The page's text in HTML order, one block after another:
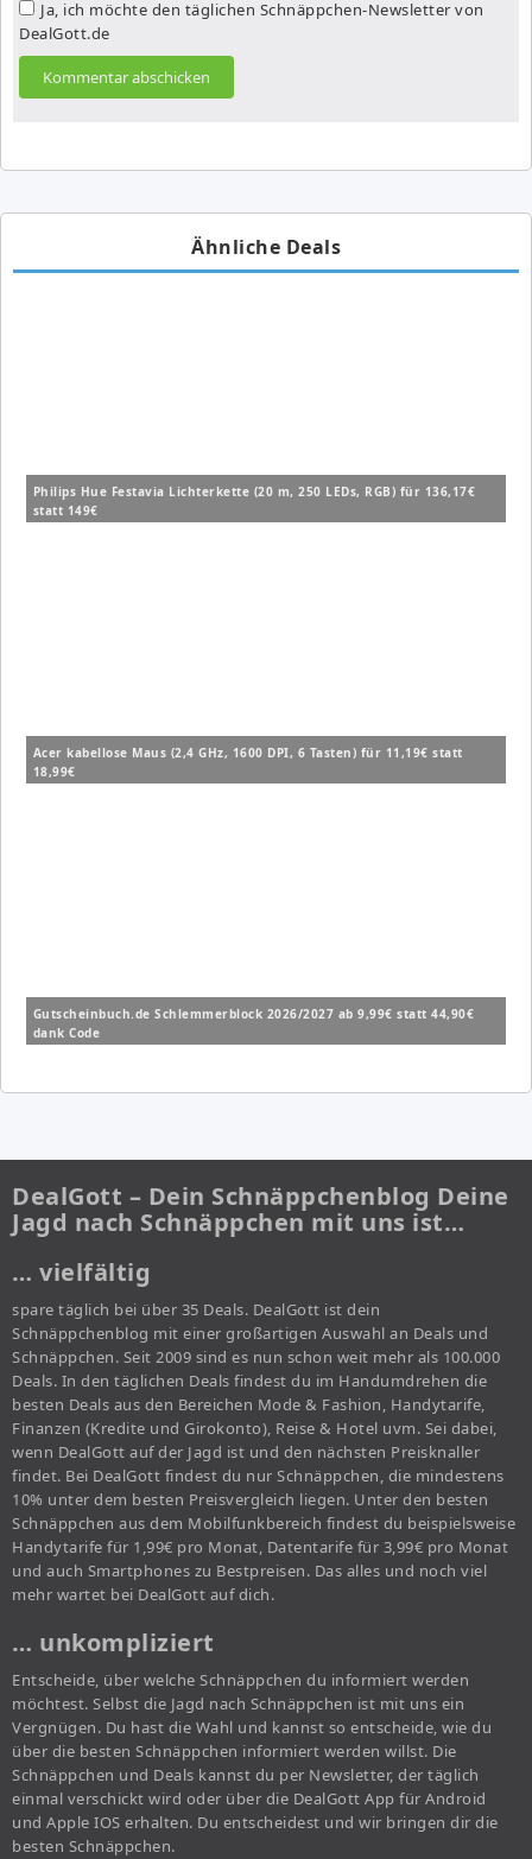
Ja, ich möchte den täglichen Schnäppchen-Newsletter von
DealGott.de
Ähnliche Deals
Philips Hue Festavia Lichterkette (20 m, 250 LEDs, RGB) für 136,17€
statt 149€
Acer kabellose Maus (2,4 GHz, 1600 DPI, 6 Tasten) für 11,19€ statt
18,99€
Gutscheinbuch.de Schlemmerblock 2026/2027 ab 9,99€ statt 44,90€
dank Code
DealGott – Dein Schnäppchenblog Deine
Jagd nach Schnäppchen mit uns ist…
… vielfältig
spare täglich bei über 35 Deals. DealGott ist dein
Schnäppchenblog mit einer großartigen Auswahl an Deals und
Schnäppchen. Seit 2009 sind es nun schon weit mehr als 100.000
Deals. In den täglichen Deals findest du im Handumdrehen die
besten Deals aus den Bereichen Mode & Fashion, Handytarife,
Finanzen (Kredite und Girokonto), Reise & Hotel uvm. Sei dabei,
wenn DealGott auf der Jagd ist und den nächsten Preisknaller
findet. Bei DealGott findest du nur Schnäppchen, die mindestens
10% unter dem besten Preisvergleich liegen. Unter den besten
Schnäppchen aus dem Mobilfunkbereich findest du beispielsweise
Handytarife für 1,99€ pro Monat, Datentarife für 3,99€ pro Monat
und auch Smartphones zu Bestpreisen. Das alles und noch viel
mehr wartet bei DealGott auf dich.
… unkompliziert
Entscheide, über welche Schnäppchen du informiert werden
möchtest. Selbst die Jagd nach Schnäppchen ist mit uns ein
Vergnügen. Du hast die Wahl und kannst so entscheide, wie du
über die besten Schnäppchen informiert werden willst. Die
Schnäppchen und Deals kannst du per Newsletter, der täglich
einmal verschickt wird oder über die DealGott App für Android
und Apple IOS erhalten. Du entscheidest und wir bringen dir die
besten Schnäppchen.